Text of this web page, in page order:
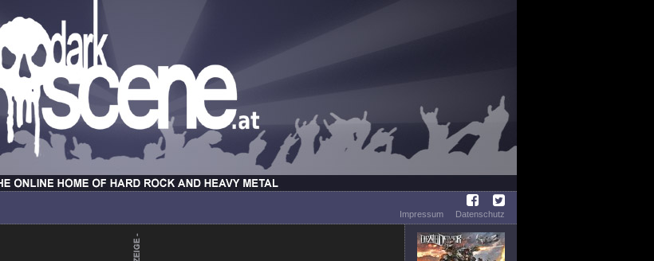
Impressum
Datenschutz